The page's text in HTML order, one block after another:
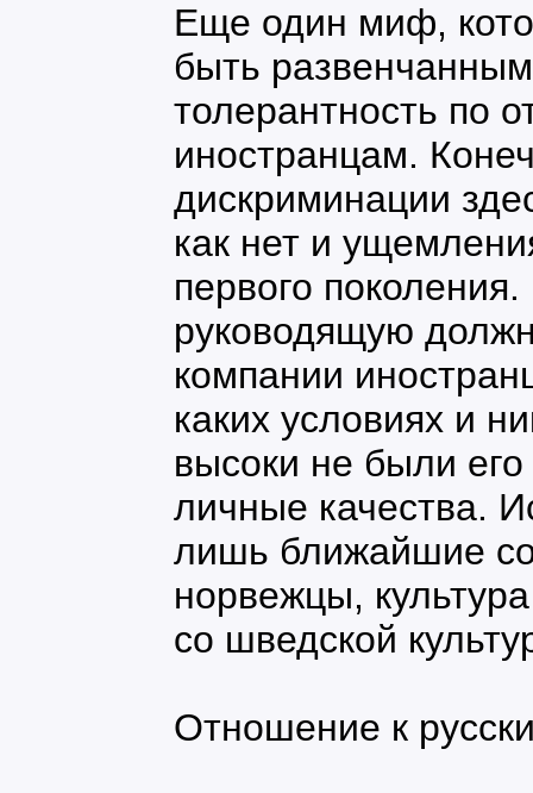
Еще один миф,
быть
толерантность по
иностранцам.
дискриминации
как нет и
первого
руководящую
компании
каких условиях и
высоки не были
личные качества.
лишь ближайшие
норвежцы,
со шведской
Отношение к